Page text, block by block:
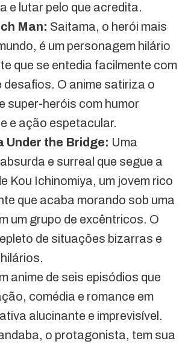
e lutar pelo que acredita.
Man: Saitama, o herói mais
é um personagem hilário
que se entedia facilmente com
desafios. O anime satiriza o
super-heróis com humor
e ação espetacular.
Under the Bridge: Uma
e surreal que segue a
Kou Ichinomiya, um jovem rico
que acaba morando sob uma
um grupo de excêntricos. O
de situações bizarras e
anime de seis episódios que
comédia e romance em
alucinante e imprevisível.
o protagonista, tem sua